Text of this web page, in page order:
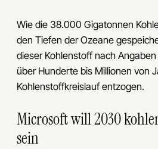
Wie die 38.000 Gigatonnen
den Tiefen der Ozeane
dieser Kohlenstoff nach
über Hunderte bis Millionen von
Kohlenstoffkreislauf entzogen.
Microsoft will 2030
sein